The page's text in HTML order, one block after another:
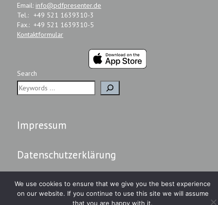
Email: info@pdfpresenter.de
Tel.: +49 521 1639310-3
Fax.: +49 521 1639310-5
Kontaktformular
Search
Impressum
Datenschutzerklärung
We use cookies to ensure that we give you the best experience
on our website. If you continue to use this site we will assume
that you are happy with it.